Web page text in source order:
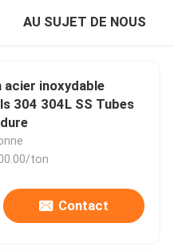
AU SUJET DE NOUS
acier inoxydable
304 304L SS Tubes
ton
Contact